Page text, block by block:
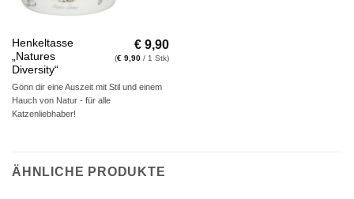
Henkeltasse
„Natures
Diversity“
€ 9,90
(€ 9,90 / 1 Stk)
Gönn dir eine Auszeit mit Stil und einem
Hauch von Natur - für alle
Katzenliebhaber!
ÄHNLICHE PRODUKTE